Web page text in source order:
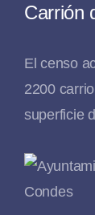
Carrión
El censo
2200
superficie